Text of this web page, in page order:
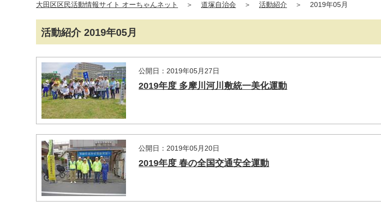
大田区区民活動情報サイト オーちゃんネット ＞ 道塚自治会 ＞ 活動紹介 ＞ 2019年05月
活動紹介 2019年05月
公開日：2019年05月27日
2019年度 多摩川河川敷統一美化運動
公開日：2019年05月20日
2019年度 春の全国交通安全運動
マイメディア検索